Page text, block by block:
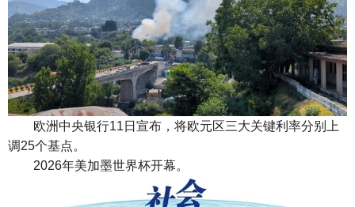
欧洲中央银行11日宣布，将欧元区三大关键利率分别上
调25个基点。
2026年美加墨世界杯开幕。